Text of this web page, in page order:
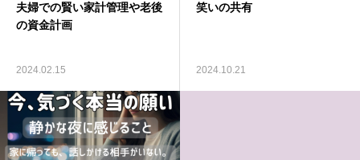
夫婦での賢い家計管理や老後
の資金計画
2024.02.15
笑いの共有
2024.10.21